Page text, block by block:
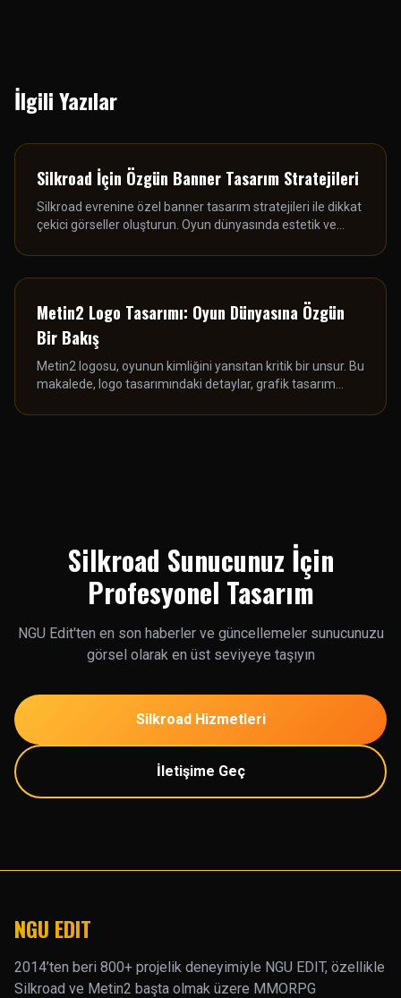
İlgili Yazılar
Silkroad İçin Özgün Banner Tasarım Stratejileri
Silkroad evrenine özel banner tasarım stratejileri ile dikkat
çekici görseller oluşturun. Oyun dünyasında estetik ve
Metin2 Logo Tasarımı: Oyun Dünyasına Özgün
Bir Bakış
Metin2 logosu, oyunun kimliğini yansıtan kritik bir unsur. Bu
makalede, logo tasarımındaki detaylar, grafik tasarım
Silkroad Sunucunuz İçin
Profesyonel Tasarım
NGU Edit'ten en son haberler ve güncellemeler sunucunuzu
görsel olarak en üst seviyeye taşıyın
Silkroad Hizmetleri
İletişime Geç
NGU EDIT
2014’ten beri 800+ projelik deneyimiyle NGU EDIT, özellikle
Silkroad ve Metin2 başta olmak üzere MMORPG